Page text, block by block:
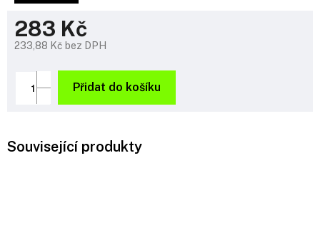
283 Kč
233,88 Kč bez DPH
cena:
Přidat do košíku
Související produkty